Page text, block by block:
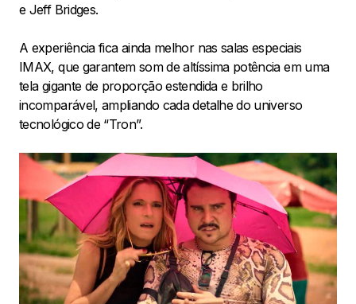
e Jeff Bridges.
A experiência fica ainda melhor nas salas especiais
IMAX, que garantem som de altíssima potência em uma
tela gigante de proporção estendida e brilho
incomparável, ampliando cada detalhe do universo
tecnológico de “Tron”.